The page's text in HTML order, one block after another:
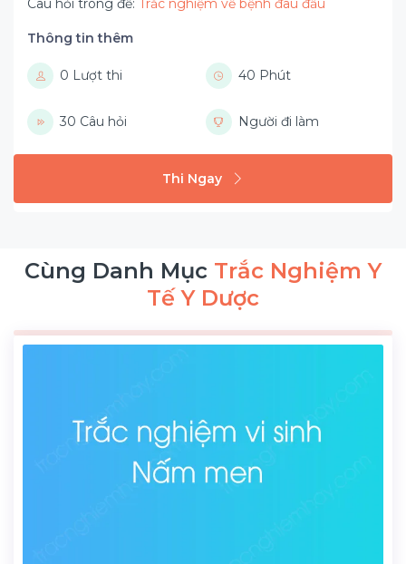
Câu hỏi trong đề: Trắc nghiệm về bệnh đau đầu
Thông tin thêm
0 Lượt thi 40 Phút
30 Câu hỏi Người đi làm
Thi Ngay
Cùng Danh Mục Trắc Nghiệm Y
Tế Y Dược